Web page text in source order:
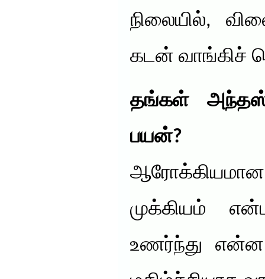
நிலையில்,
கடன் வாங்கிச்
தங்கள்
பயன்?
முக்கியம்
உணர்ந்து